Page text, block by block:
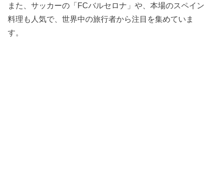
また、サッカーの「FCバルセロナ」や、本場のスペイン
料理も人気で、世界中の旅行者から注目を集めていま
す。